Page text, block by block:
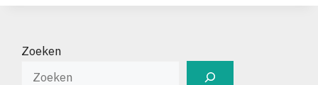
Zoeken